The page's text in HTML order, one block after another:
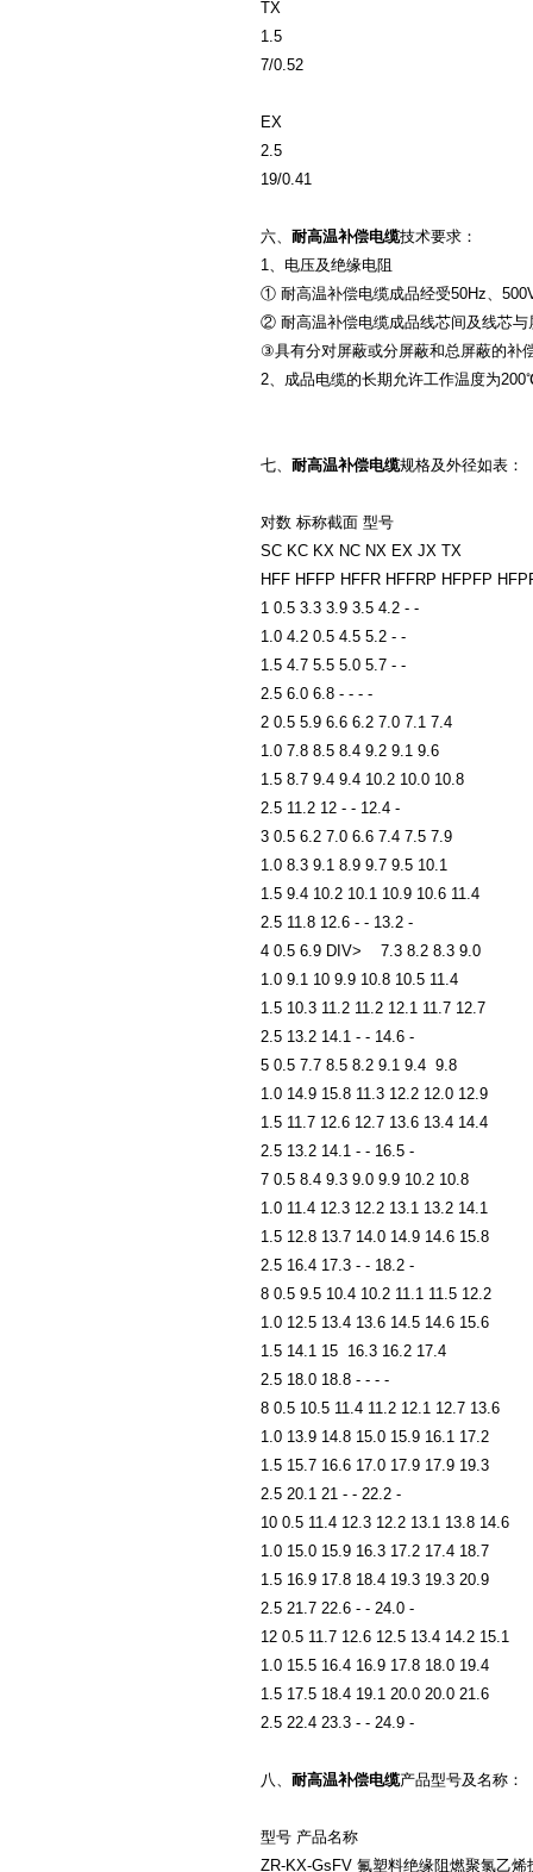
TX
1.5
7/0.52
EX
2.5
19/0.41
六、 耐高温补偿电缆技术要求：
1、电压及绝缘电阻
① 耐高温补偿电缆成品经受50Hz、
② 耐高温补偿电缆成品线芯间及线芯
③具有分对屏蔽或分屏蔽和总屏蔽的补
2、成品电缆的长期允许工作温度为
七、 耐高温补偿电缆规格及外径如表：
对数 标称截面 型号
SC KC KX NC NX EX JX TX
HFF HFFP HFFR HFFRP HFPFP
1 0.5 3.3 3.9 3.5 4.2 - -
1.0 4.2 0.5 4.5 5.2 - -
1.5 4.7 5.5 5.0 5.7 - -
2.5 6.0 6.8 - - - -
2 0.5 5.9 6.6 6.2 7.0 7.1 7.4
1.0 7.8 8.5 8.4 9.2 9.1 9.6
1.5 8.7 9.4 9.4 10.2 10.0 10.8
2.5 11.2 12 - - 12.4 -
3 0.5 6.2 7.0 6.6 7.4 7.5 7.9
1.0 8.3 9.1 8.9 9.7 9.5 10.1
1.5 9.4 10.2 10.1 10.9 10.6 11.4
2.5 11.8 12.6 - - 13.2 -
4 0.5 6.9 DIV> 7.3 8.2 8.3 9.0
1.0 9.1 10 9.9 10.8 10.5 11.4
1.5 10.3 11.2 11.2 12.1 11.7 12.7
2.5 13.2 14.1 - - 14.6 -
5 0.5 7.7 8.5 8.2 9.1 9.4 9.8
1.0 14.9 15.8 11.3 12.2 12.0 12.9
1.5 11.7 12.6 12.7 13.6 13.4 14.4
2.5 13.2 14.1 - - 16.5 -
7 0.5 8.4 9.3 9.0 9.9 10.2 10.8
1.0 11.4 12.3 12.2 13.1 13.2 14.1
1.5 12.8 13.7 14.0 14.9 14.6 15.8
2.5 16.4 17.3 - - 18.2 -
8 0.5 9.5 10.4 10.2 11.1 11.5 12.2
1.0 12.5 13.4 13.6 14.5 14.6 15.6
1.5 14.1 15 16.3 16.2 17.4
2.5 18.0 18.8 - - - -
8 0.5 10.5 11.4 11.2 12.1 12.7 13.6
1.0 13.9 14.8 15.0 15.9 16.1 17.2
1.5 15.7 16.6 17.0 17.9 17.9 19.3
2.5 20.1 21 - - 22.2 -
10 0.5 11.4 12.3 12.2 13.1 13.8 14.6
1.0 15.0 15.9 16.3 17.2 17.4 18.7
1.5 16.9 17.8 18.4 19.3 19.3 20.9
2.5 21.7 22.6 - - 24.0 -
12 0.5 11.7 12.6 12.5 13.4 14.2 15.1
1.0 15.5 16.4 16.9 17.8 18.0 19.4
1.5 17.5 18.4 19.1 20.0 20.0 21.6
2.5 22.4 23.3 - - 24.9 -
八、 耐高温补偿电缆产品型号及名称：
型号 产品名称
ZR-KX-GsFV 氟塑料绝缘阻燃聚氯乙